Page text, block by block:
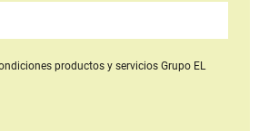
productos y serviciosGrupo EL